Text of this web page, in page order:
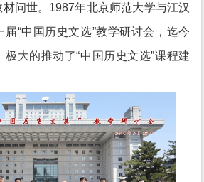
问世。1987年北京师范大学与江汉
“中国历史文选”教学研讨会，迄今
大的推动了“中国历史文选”课程建